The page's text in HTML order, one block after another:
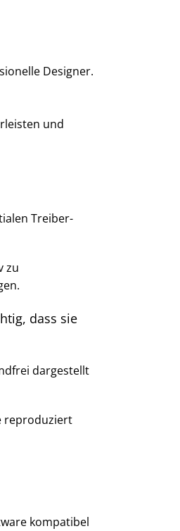
Designer.
und
Treiber-
zu
dass sie
dargestellt
reproduziert
kompatibel